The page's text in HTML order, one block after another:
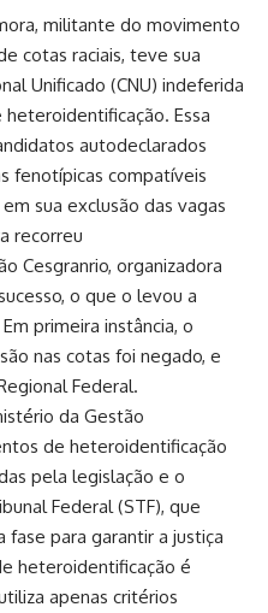
militante do movimento
cotas raciais, teve sua
Unificado (CNU) indeferida
Essa
autodeclarados
fenotípicas compatíveis
sua exclusão das vagas
recorreu
Cesgranrio, organizadora
o que o levou a
primeira instância, o
nas cotas foi negado, e
Federal.
da Gestão
de heteroidentificação
pela legislação e o
Federal (STF), que
fase para garantir a justiça
heteroidentificação é
apenas critérios